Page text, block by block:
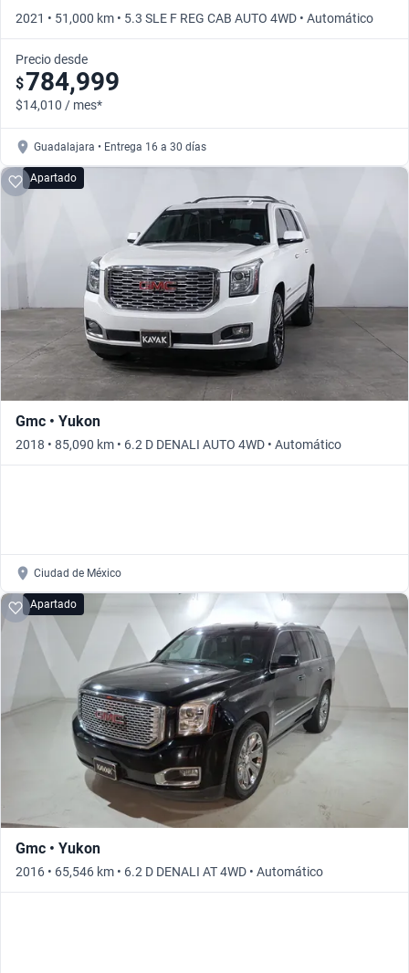
2021 • 51,000 km • 5.3 SLE F REG CAB AUTO 4WD • Automático
Precio desde
$784,999
$14,010 / mes*
Guadalajara • Entrega 16 a 30 días
Apartado
Gmc • Yukon
2018 • 85,090 km • 6.2 D DENALI AUTO 4WD • Automático
Ciudad de México
Apartado
Gmc • Yukon
2016 • 65,546 km • 6.2 D DENALI AT 4WD • Automático